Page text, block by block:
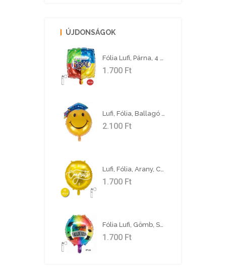
ÚJDONSÁGOK
1.700 Ft
2.100 Ft
Lufi, Fólia, Arany, Congrats, 35 Cm
1.700 Ft
Fólia Lufi, Gömb, Szivárványos, Ballagásra, 46 Cm
1.700 Ft